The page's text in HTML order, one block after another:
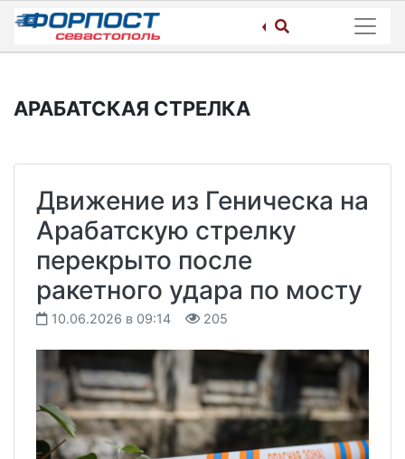
Skip
content
АРАБАТСКАЯ СТРЕЛКА
Движение из Геническа на
Арабатскую стрелку
перекрыто после
ракетного удара по мосту
10.06.2026 в 09:14 205